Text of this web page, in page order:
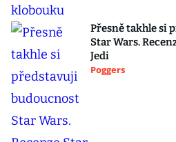
Přesně takhle si
Star Wars.
Jedi
Poggers